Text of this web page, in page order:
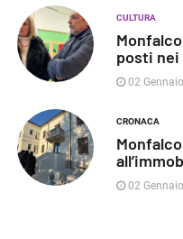
CULTURA
posti nei
02
CRONACA
02